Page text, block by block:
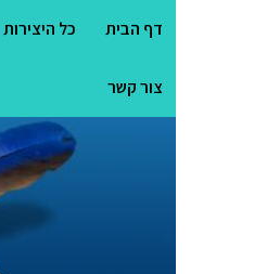
דף הבית כל היצירות
צור קשר